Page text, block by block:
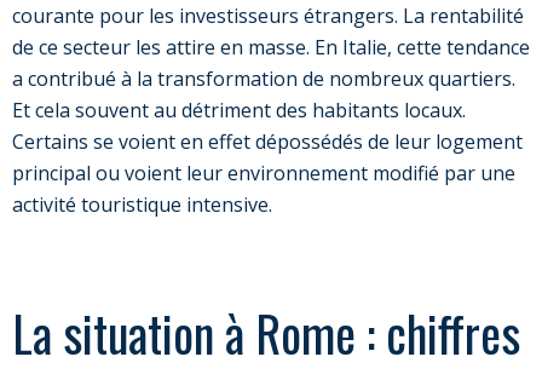
courante pour les investisseurs étrangers. La rentabilité
de ce secteur les attire en masse. En Italie, cette tendance
a contribué à la transformation de nombreux quartiers.
Et cela souvent au détriment des habitants locaux.
Certains se voient en effet dépossédés de leur logement
principal ou voient leur environnement modifié par une
activité touristique intensive.
La situation à Rome : chiffres